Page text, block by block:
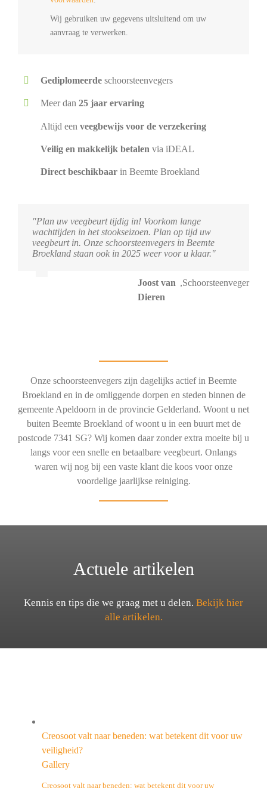
Wij gebruiken uw gegevens uitsluitend om uw
aanvraag te verwerken.
Gediplomeerde schoorsteenvegers
Meer dan25 jaar ervaring
Altijd eenveegbewijs voor de verzekering
Veilig en makkelijk betalen via iDEAL
Direct beschikbaar in Beemte Broekland
"Plan uw veegbeurt tijdig in! Voorkom lange
wachttijden in het stookseizoen. Plan op tijd uw
veegbeurt in. Onze schoorsteenvegers in Beemte
Broekland staan ook in 2025 weer voor u klaar."
Joost van
Dieren
,Schoorsteenveger
Onze schoorsteenvegers zijn dagelijks actief in Beemte
Broekland en in de omliggende dorpen en steden binnen de
gemeente Apeldoorn in de provincie Gelderland. Woont u net
buiten Beemte Broekland of woont u in een buurt met de
postcode 7341 SG? Wij komen daar zonder extra moeite bij u
langs voor een snelle en betaalbare veegbeurt. Onlangs
waren wij nog bij een vaste klant die koos voor onze
voordelige jaarlijkse reiniging.
Actuele artikelen
Kennis en tips die we graag met u delen. Bekijk hier
alle artikelen.
Creosoot valt naar beneden: wat betekent dit voor uw
veiligheid?
Gallery
Creosoot valt naar beneden: wat betekent dit voor uw